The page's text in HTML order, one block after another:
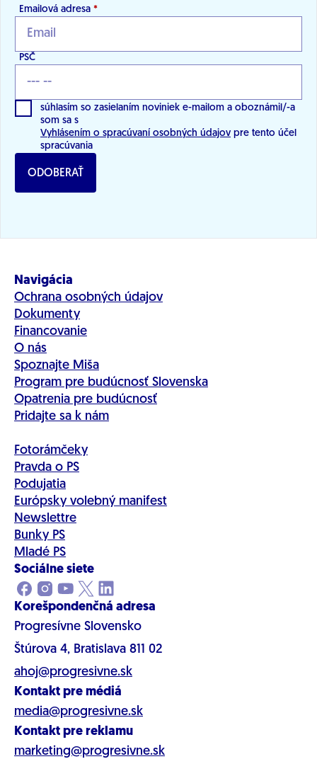
Emailová adresa *
PSČ
súhlasím so zasielaním noviniek e-mailom a oboznámil/-a
som sa s
Vyhlásením o spracúvaní osobných údajov pre tento účel
spracúvania
ODOBERAŤ
Navigácia
Ochrana osobných údajov
Dokumenty
Financovanie
O nás
Spoznajte Miša
Program pre budúcnosť Slovenska
Opatrenia pre budúcnosť
Pridajte sa k nám
Fotorámčeky
Pravda o PS
Podujatia
Európsky volebný manifest
Newslettre
Bunky PS
Mladé PS
Sociálne siete
Korešpondenčná adresa
Progresívne Slovensko
Štúrova 4, Bratislava 811 02
ahoj@progresivne.sk
Kontakt pre médiá
media@progresivne.sk
Kontakt pre reklamu
marketing@progresivne.sk